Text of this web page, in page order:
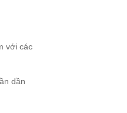
với các
dần